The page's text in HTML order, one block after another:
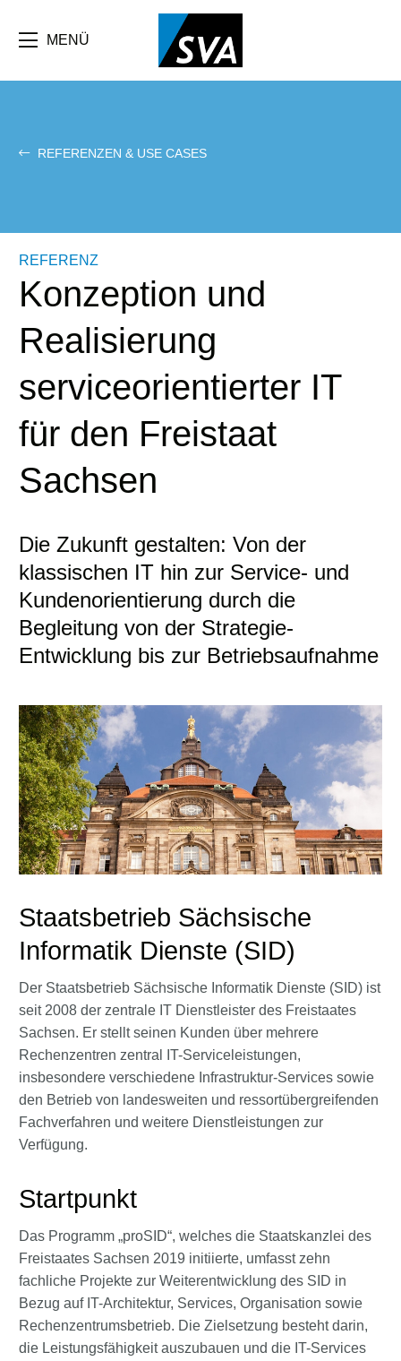
Inhalt
MENÜ
REFERENZEN & USE CASES
REFERENZ
Konzeption und
Realisierung
serviceorientierter IT
für den Freistaat
Sachsen
Die Zukunft gestalten: Von der
klassischen IT hin zur Service- und
Kundenorientierung durch die
Begleitung von der Strategie-
Entwicklung bis zur Betriebsaufnahme
Staatsbetrieb Sächsische
Informatik Dienste (SID)
Der Staatsbetrieb Sächsische Informatik Dienste (SID) ist
seit 2008 der zentrale IT Dienstleister des Freistaates
Sachsen. Er stellt seinen Kunden über mehrere
Rechenzentren zentral IT-Serviceleistungen,
insbesondere verschiedene Infrastruktur-Services sowie
den Betrieb von landesweiten und ressortübergreifenden
Fachverfahren und weitere Dienstleistungen zur
Verfügung.
Startpunkt
Das Programm „proSID“, welches die Staatskanzlei des
Freistaates Sachsen 2019 initiierte, umfasst zehn
fachliche Projekte zur Weiterentwicklung des SID in
Bezug auf IT-Architektur, Services, Organisation sowie
Rechenzentrumsbetrieb. Die Zielsetzung besteht darin,
die Leistungsfähigkeit auszubauen und die IT-Services